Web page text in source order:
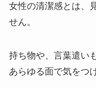
女性の清潔感とは、
せん。
持ち物や、言葉遣い
あらゆる面で気をつ